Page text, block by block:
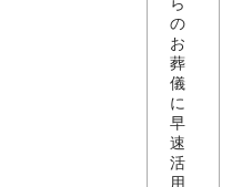
の
お
葬
儀
に
早
速
活
用